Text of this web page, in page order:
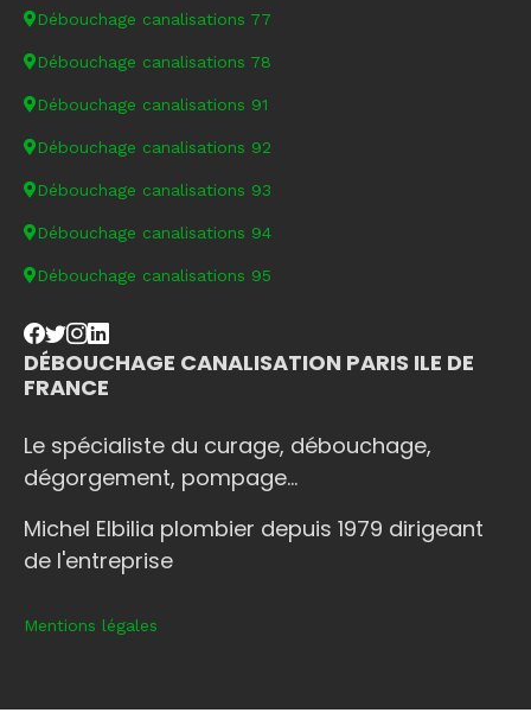
Débouchage canalisations 77
Débouchage canalisations 78
Débouchage canalisations 91
Débouchage canalisations 92
Débouchage canalisations 93
Débouchage canalisations 94
Débouchage canalisations 95
DÉBOUCHAGE CANALISATION PARIS ILE DE
FRANCE
Le spécialiste du curage, débouchage,
dégorgement, pompage...
Michel Elbilia plombier depuis 1979 dirigeant
de l'entreprise
Mentions légales